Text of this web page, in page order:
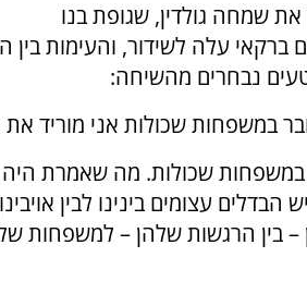
את שמחה גולדין, שגופת בנו
עלה לשידור, והעימות
נבחרים מהשיחה:
במשפחות שכולות אני מוריד
במשפחות שכולות. מה שאמרת היה
עצומים בינינו לבין
בין הרגשות שלהן – למשפחות של